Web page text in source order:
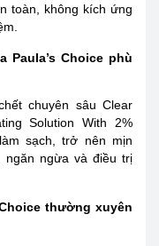
toàn, không kích ứng
Paula’s Choice phù
chuyên sâu Clear
Solution With 2%
sạch, trở nên mịn
ngăn ngừa và điều trị
thường xuyên